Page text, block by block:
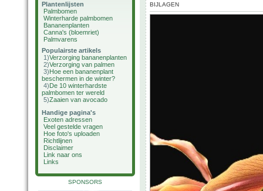
Plantenlijsten
Palmbomen
Winterharde palmbomen
Bananenplanten
Canna's (bloemriet)
Palmvarens
Populairste artikels
1)Verzorging bananenplanten
2)Verzorging van palmen
3)Hoe een bananenplant
beschermen in de winter?
4)De 10 winterhardste
palmbomen ter wereld
5)Zaaien van avocado
Handige pagina's
Exoten adressen
Veel gestelde vragen
Hoe foto's uploaden
Richtlijnen
Disclaimer
Link naar ons
Links
SPONSORS
BIJLAGEN